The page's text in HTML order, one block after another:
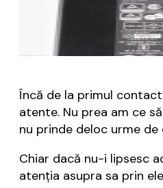
Încă de la primul
atente. Nu prea am ce
nu prinde deloc urme
Chiar dacă nu-i lipsesc
atenția asupra sa prin